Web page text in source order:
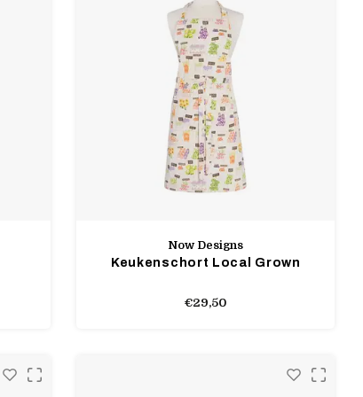
Now Designs
Keukenschort Local Grown
€29,50